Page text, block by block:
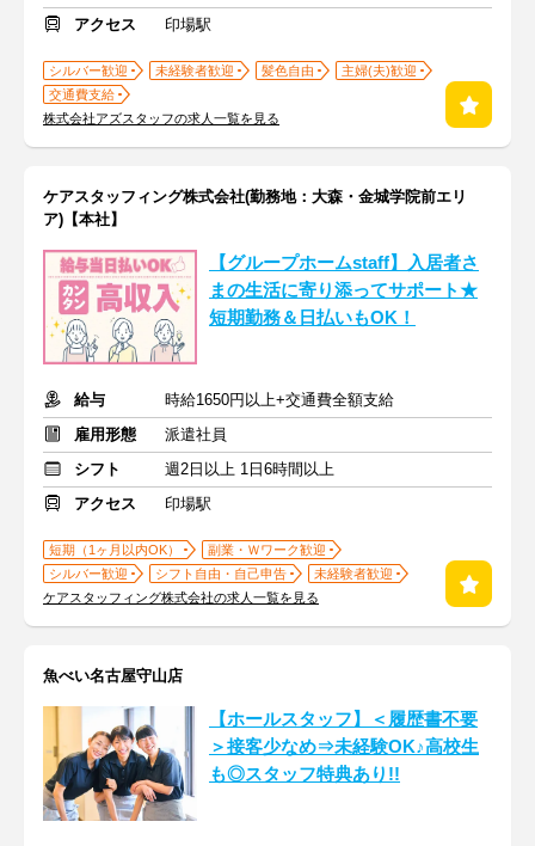
アクセス
印場駅
シルバー歓迎 未経験者歓迎 髪色自由
主婦(夫)歓迎
交通費支給
株式会社アズスタッフの求人一覧を見る
ケアスタッフィング株式会社(勤務地：大森・金城学院前エリ
ア)【本社】
【グループホームstaff】入居者さ
まの生活に寄り添ってサポート★
短期勤務＆日払いもOK！
給与
時給1650円以上+交通費全額支給
雇用形態
派遣社員
シフト
週2日以上 1日6時間以上
アクセス
印場駅
短期（1ヶ月以内OK）
副業・Ｗワーク歓迎
シルバー歓迎
シフト自由・自己申告
未経験者歓迎
ケアスタッフィング株式会社の求人一覧を見る
魚べい名古屋守山店
【ホールスタッフ】＜履歴書不要
＞接客少なめ⇒未経験OK♪高校生
も◎スタッフ特典あり!!